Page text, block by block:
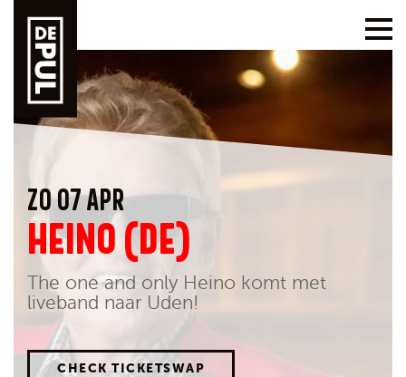
ZO 07 APR
HEINO (DE)
The one and only Heino komt met
liveband naar Uden!
CHECK TICKETSWAP